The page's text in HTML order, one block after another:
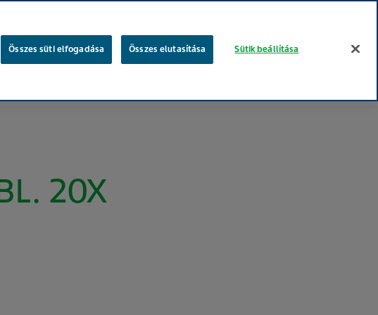
20X
Összes süti elfogadása Összes elutasítása Sütik beállítása